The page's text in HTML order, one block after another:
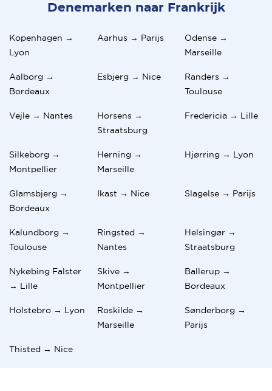
Denemarken naar Frankrijk
Kopenhagen →
Lyon
Aarhus → Parijs
Odense →
Marseille
Aalborg →
Bordeaux
Esbjerg → Nice
Randers →
Toulouse
Vejle → Nantes
Horsens →
Straatsburg
Fredericia → Lille
Silkeborg →
Montpellier
Herning →
Marseille
Hjørring → Lyon
Glamsbjerg →
Bordeaux
Ikast → Nice Slagelse → Parijs
Kalundborg →
Toulouse
Ringsted →
Nantes
Helsingør →
Straatsburg
Nykøbing Falster
→ Lille
Skive →
Montpellier
Ballerup →
Bordeaux
Holstebro → Lyon
Roskilde →
Marseille
Sønderborg →
Parijs
Thisted → Nice